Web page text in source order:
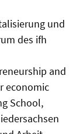
und
des ifh
and
economic
School,